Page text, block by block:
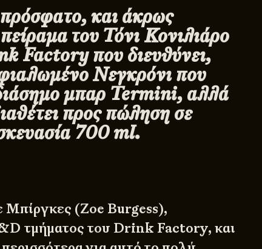
και άκρως
του Τόνι Κονιλιάρο
Factory που διευθύνει,
Νεγκρόνι που
μπαρ Termini, αλλά
προς πώληση σε
700ml.
Μπίργκες (Zoe Burgess),
τμήματος του Drink Factory, και